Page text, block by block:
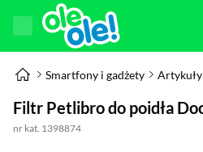
Smartfony i gadżety
Filtr Petlibro do poidła
nr kat. 1398874